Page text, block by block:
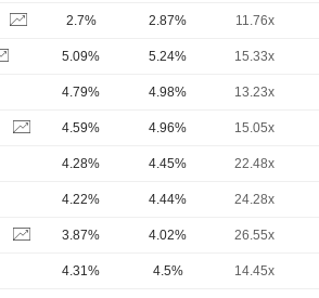
2.7% 2.87% 11.76x
5.09% 5.24% 15.33x
4.79% 4.98% 13.23x
4.59% 4.96% 15.05x
4.28% 4.45% 22.48x
4.22% 4.44% 24.28x
3.87% 4.02% 26.55x
4.31% 4.5% 14.45x